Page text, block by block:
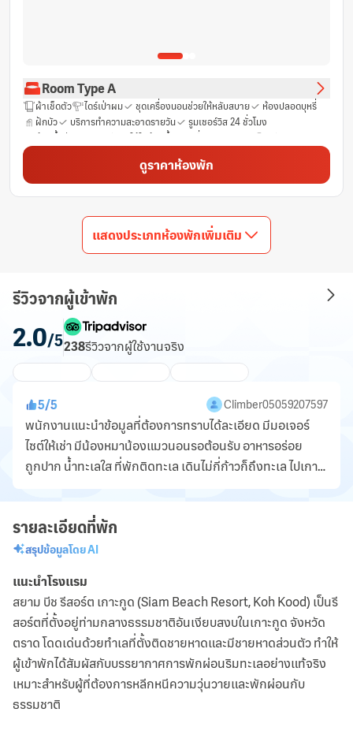
Room Type A
ผ้าเช็ดตัว ไดร์เป่าผม ชุดเครื่องนอนช่วยให้หลับสบาย
ห้องปลอดบุหรี่
ฝักบัว
บริการทำความสะอาดรายวัน
รูมเซอร์วิส 24 ชั่วโมง
ห้องน้ำส่วนตัว
ฟรีของใช้ในห้องน้ำ
ห้องพักชั้น G ตู้นิรภัย
บริการด้านความปลอดภัย
พื้นที่นั่งเล่น ถังขยะ
หน้าต่าง
พื้นไม้เนื้อแข็ง/ปาร์เก้
ดูราคาห้องพัก
แสดงประเภทห้องพักเพิ่มเติม
รีวิวจากผู้เข้าพัก
2.0/5238รีวิวจากผู้ใช้งานจริง
Climber05059207597
5/5
พนักงานแนะนำข้อมูลที่ต้องการทราบได้ละเอียด มีมอเจอร์
ไซต์ให้เช่า มีน้องหมาน้องแมวนอนรอต้อนรับ อาหารอร่อย
ถูกปาก น้ำทะเลใส ที่พักติดทะเล เดินไม่กี่ก้าวก็ถึงทะเล ไปเกาะ
กูดแนะนำพักที่นี้นะคะ...
รายละเอียดที่พัก
สรุปข้อมูลโดย AI
แนะนำโรงแรม
สยาม บีช รีสอร์ต เกาะกูด (Siam Beach Resort, Koh Kood) เป็นรี
สอร์ตที่ตั้งอยู่ท่ามกลางธรรมชาติอันเงียบสงบในเกาะกูด จังหวัด
ตราด โดดเด่นด้วยทำเลที่ตั้งติดชายหาดและมีชายหาดส่วนตัว ทำให้
ผู้เข้าพักได้สัมผัสกับบรรยากาศการพักผ่อนริมทะเลอย่างแท้จริง
เหมาะสำหรับผู้ที่ต้องการหลีกหนีความวุ่นวายและพักผ่อนกับ
ธรรมชาติ